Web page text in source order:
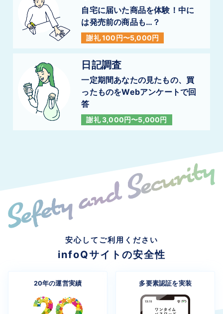
自宅に届いた商品を体験！ 中に
は発売前の商品も…？
謝礼 100円〜5,000円
日記調査
一定期間あなたの見たもの、買
ったものをWebアンケートで回
答
謝礼 3,000円〜5,000円
安心してご利用ください
infoQサイトの安全性
20年の運営実績 多要素認証を実装